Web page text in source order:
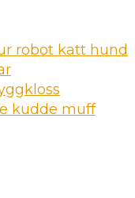
robot katt hund
kudde muff